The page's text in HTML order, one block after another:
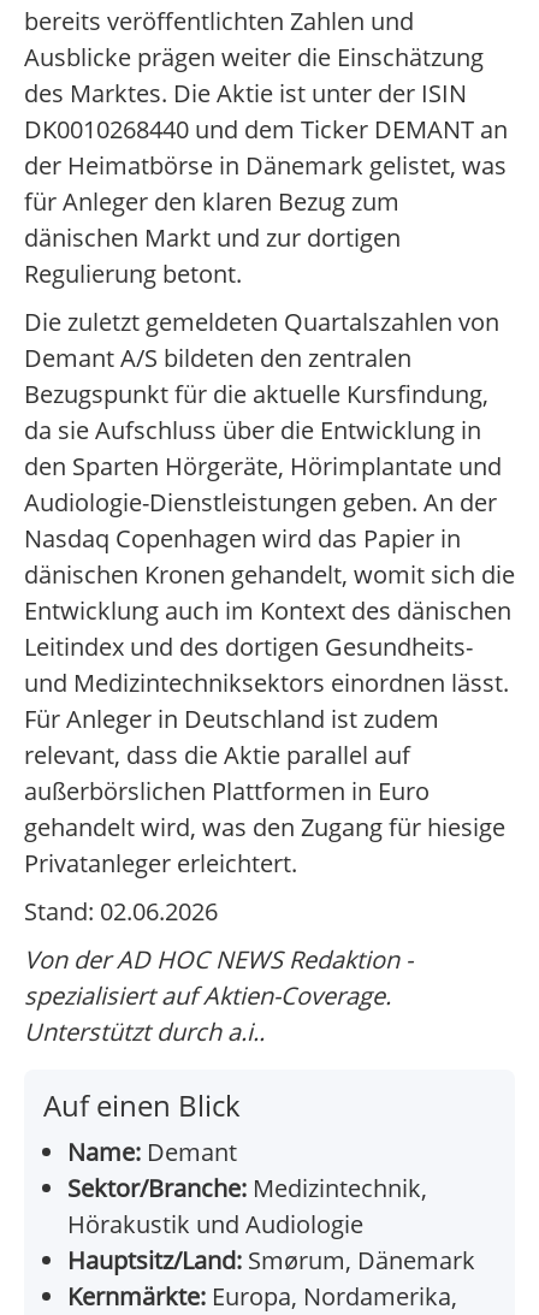
bereits veröffentlichten Zahlen und
Ausblicke prägen weiter die Einschätzung
des Marktes. Die Aktie ist unter der ISIN
DK0010268440 und dem Ticker DEMANT an
der Heimatbörse in Dänemark gelistet, was
für Anleger den klaren Bezug zum
dänischen Markt und zur dortigen
Regulierung betont.
Die zuletzt gemeldeten Quartalszahlen von
Demant A/S bildeten den zentralen
Bezugspunkt für die aktuelle Kursfindung,
da sie Aufschluss über die Entwicklung in
den Sparten Hörgeräte, Hörimplantate und
Audiologie-Dienstleistungen geben. An der
Nasdaq Copenhagen wird das Papier in
dänischen Kronen gehandelt, womit sich die
Entwicklung auch im Kontext des dänischen
Leitindex und des dortigen Gesundheits-
und Medizintechniksektors einordnen lässt.
Für Anleger in Deutschland ist zudem
relevant, dass die Aktie parallel auf
außerbörslichen Plattformen in Euro
gehandelt wird, was den Zugang für hiesige
Privatanleger erleichtert.
Stand: 02.06.2026
Von der AD HOC NEWS Redaktion -
spezialisiert auf Aktien-Coverage.
Unterstützt durch a.i..
Auf einen Blick
Name: Demant
Sektor/Branche: Medizintechnik,
Hörakustik und Audiologie
Hauptsitz/Land: Smørum, Dänemark
Kernmärkte: Europa, Nordamerika,